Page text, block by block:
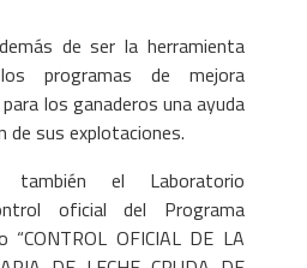
de ser la herramienta
programas de mejora
los ganaderos una ayuda
de sus explotaciones.
también el Laboratorio
oficial del Programa
“CONTROL OFICIAL DE LA